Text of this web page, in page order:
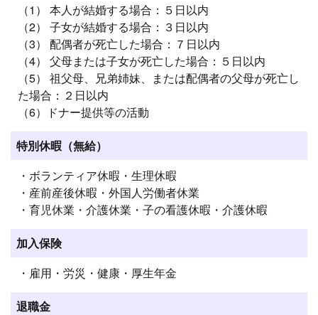
（1） 本人が結婚する場合：５日以内
（2） 子女が結婚する場合：３日以内
（3） 配偶者が死亡した場合：７日以内
（4） 父母または子女が死亡した場合：５日以内
（5） 祖父母、兄弟姉妹、または配偶者の父母が死亡し
た場合：２日以内
（6）ドナー提供等の活動
特別休暇（無給）
・ボランティア休暇・生理休暇
・産前産後休暇・外国人労働者休業
・育児休業・介護休業・子の看護休暇・介護休暇
加入保険
・雇用・労災・健康・厚生年金
退職金